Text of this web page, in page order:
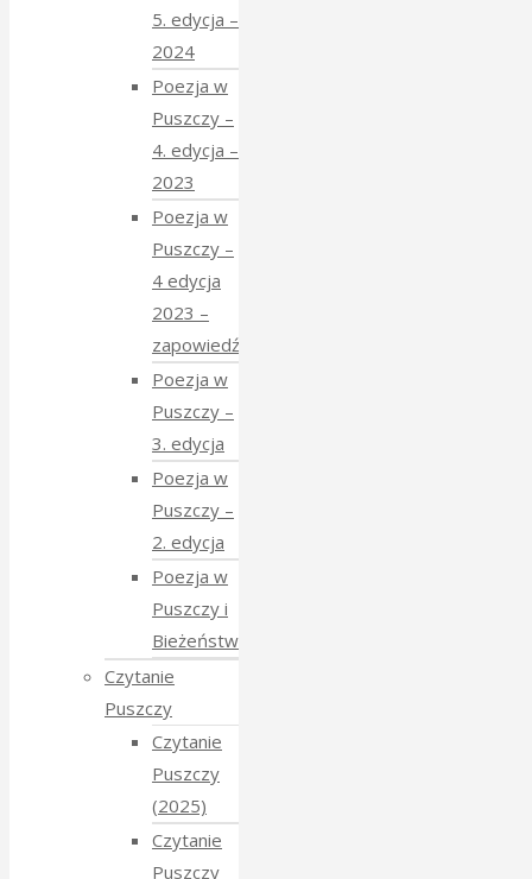
5. edycja –
2024
Poezja w
Puszczy –
4. edycja –
2023
Poezja w
Puszczy –
4 edycja
2023 –
zapowiedź
Poezja w
Puszczy –
3. edycja
Poezja w
Puszczy –
2. edycja
Poezja w
Puszczy i
Bieżeństwo
Czytanie
Puszczy
Czytanie
Puszczy
(2025)
Czytanie
Puszczy